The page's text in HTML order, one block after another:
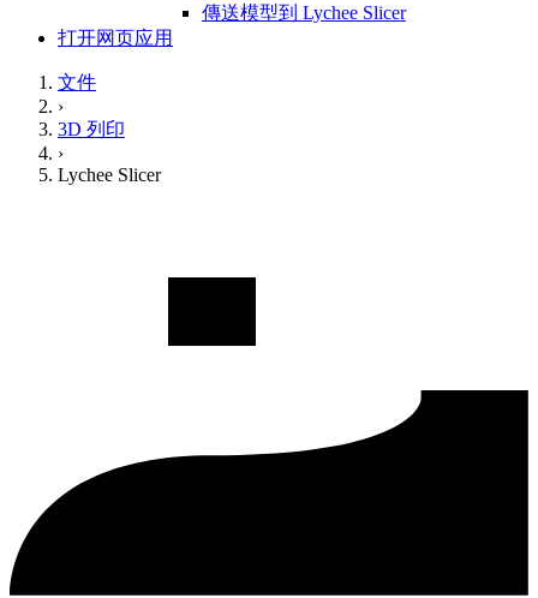
傳送模型到 Lychee Slicer
打开网页应用
文件
›
3D 列印
›
Lychee Slicer